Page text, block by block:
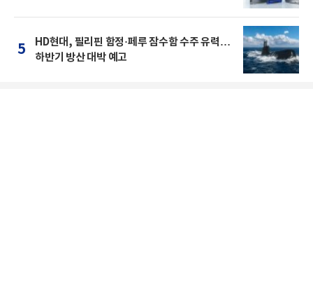
5
HD현대, 필리핀 함정·페루 잠수함 수주 유력…
하반기 방산 대박 예고